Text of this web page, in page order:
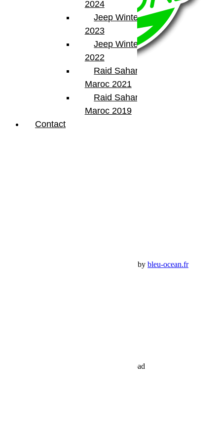
46, Chemin de la Petite Bastide
Premium Jeep Specialist - BumperOffroad by bleu-ocean.fr
Renegade Offroad Ready By Bumperoffroad
2024
Jeep Winter Tour
2023
Jeep Winter Tour
2022
Raid Sahara Tour
Maroc 2021
Raid Sahara Tour
Maroc 2019
Contact